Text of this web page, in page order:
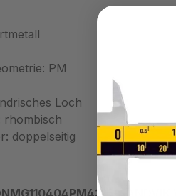
PM
Loch
rhombisch
doppelseitig